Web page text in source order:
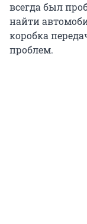
всегда был
найти
коробка
проблем.